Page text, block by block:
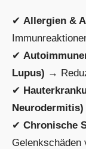
✔ Allergien &
✔
Lupus) →
✔
Neurodermitis)
✔ Chronische
Gelenkschäden